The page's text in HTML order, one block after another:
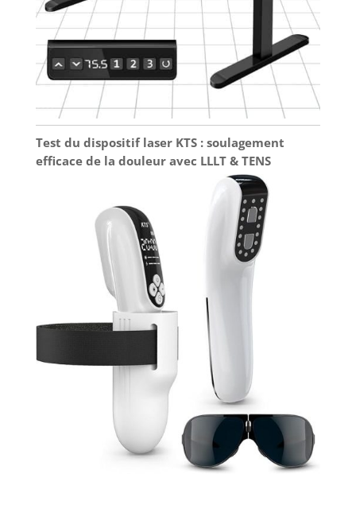
Test du dispositif laser KTS : soulagement
efficace de la douleur avec LLLT & TENS